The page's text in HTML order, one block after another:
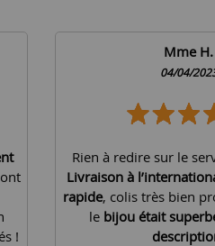
!
Mme H.
04/04/
Rien à redire sur le
Livraison à
rapide, colis très bien
le bijou était